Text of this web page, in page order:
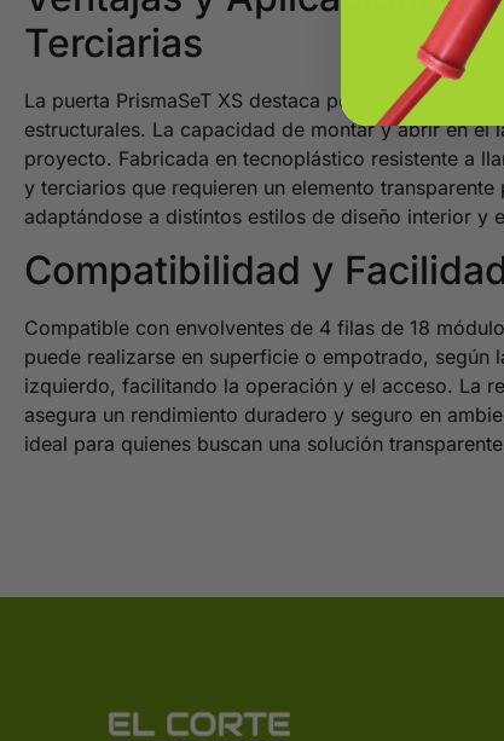
Terciarias
La puerta PrismaSeT XS destaca por su
estructurales. La capacidad de montar y abrir en
proyecto. Fabricada en tecnoplástico resistente a
y terciarios que requieren un elemento
adaptándose a distintos estilos de diseño interior y
Compatibilidad y
Compatible con envolventes de 4 filas de 18
puede realizarse en superficie o empotrado, según
izquierdo, facilitando la operación y el acceso. La
asegura un rendimiento duradero y seguro en
ideal para quienes buscan una solución